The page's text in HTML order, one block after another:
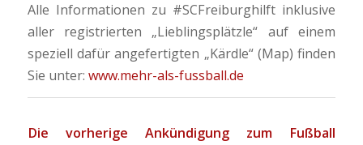
Alle Informationen zu #SCFreiburghilft inklusive
aller registrierten „Lieblingsplätzle“ auf einem
speziell dafür angefertigten „Kärdle“ (Map) finden
Sie unter: www.mehr-als-fussball.de
Die vorherige Ankündigung zum Fußball